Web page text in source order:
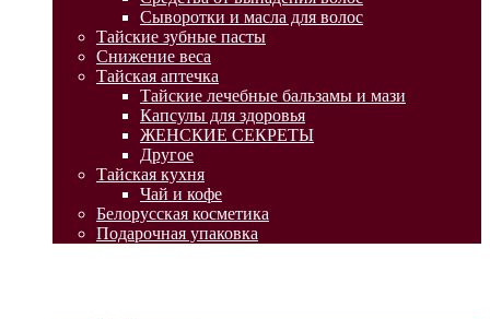
Сыворотки и масла для волос
Тайские зубные пасты
Снижение веса
Тайская аптечка
Тайские лечебные бальзамы и мази
Капсулы для здоровья
ЖЕНСКИЕ СЕКРЕТЫ
Другое
Тайская кухня
Чай и кофе
Белорусская косметика
Подарочная упаковка